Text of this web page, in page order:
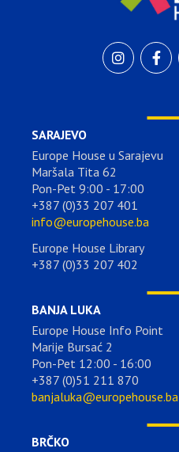
SARAJEVO
Europe House u Sarajevu
Maršala Tita 62
Pon-Pet 9:00 - 17:00
+387 (0)33 207 401
info@europehouse.ba
Europe House Library
+387 (0)33 207 402
BANJA LUKA
Europe House Info Point
Marije Bursać 2
Pon-Pet 12:00 - 16:00
+387 (0)51 211 870
banjaluka@europehouse.ba
BRČKO